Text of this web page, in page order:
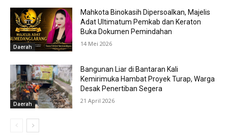
Daerah
Mahkota Binokasih Dipersoalkan, Majelis
Adat Ultimatum Pemkab dan Keraton
Buka Dokumen Pemindahan
14 Mei 2026
Daerah
Bangunan Liar di Bantaran Kali
Kemirimuka Hambat Proyek Turap, Warga
Desak Penertiban Segera
21 April 2026